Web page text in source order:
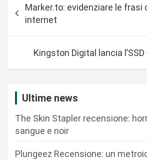
Marker.to: evidenziare le frasi
internet
Kingston Digital lancia
Ultime news
The Skin Stapler recensione:
sangue e noir
Plungeez Recensione: un